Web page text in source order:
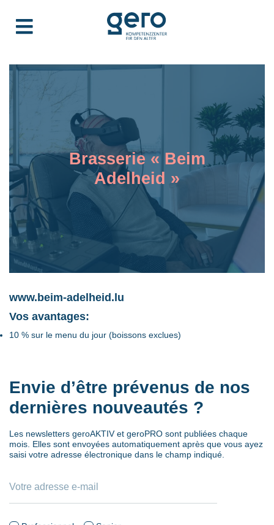
Brasserie « Beim
Adelheid »
www.beim-adelheid.lu
Vos avantages:
10 % sur le menu du jour (boissons exclues)
Envie d’être prévenus de nos
dernières nouveautés ?
Les newsletters geroAKTIV et geroPRO sont publiées chaque
mois. Elles sont envoyées automatiquement après que vous ayez
saisi votre adresse électronique dans le champ indiqué.